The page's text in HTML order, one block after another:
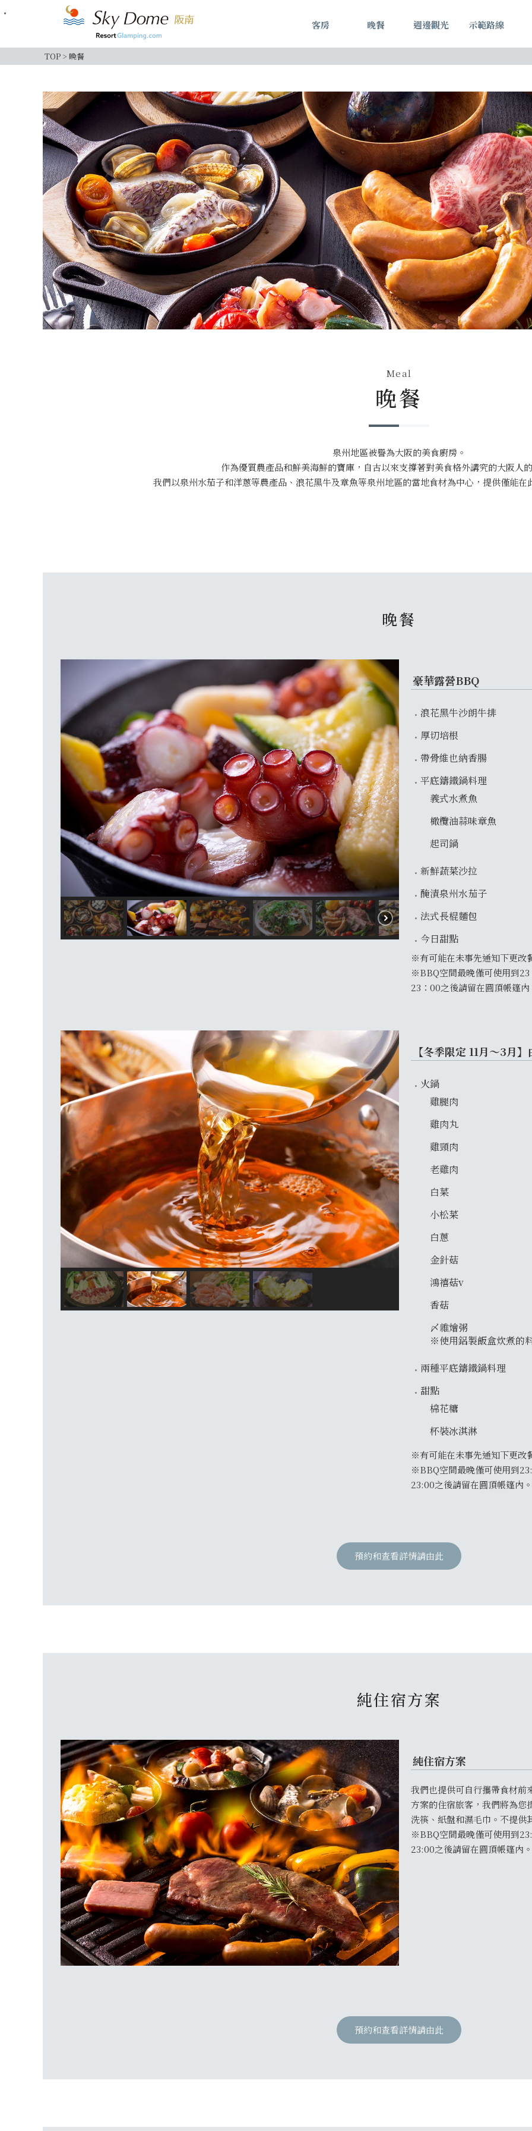
客房 晚餐 週邊觀光 示範路線
TOP> 晚餐
Meal
晚餐
泉州地區被譽為大阪的美食廚房。
作為優質農產品和鮮美海鮮的寶庫， 自古以來支撐著對美食格外講究的大阪人
我們以泉州水茄子和洋蔥等農產品、 浪花黑牛及章魚等泉州地區的當地食材為中心， 提供僅能在
晚餐
豪華露營BBQ
浪花黑牛沙朗牛排
厚切培根
帶骨維也納香腸
平底鑄鐵鍋料理
義式水煮魚
橄欖油蒜味章魚
起司鍋
新鮮蔬菜沙拉
醃漬泉州水茄子
法式長棍麵包
今日甜點
※有可能在未事先通知下更改
※BBQ空間最晚僅可使用到23
23：00之後請留在圓頂帳篷內
【冬季限定 11月～3月
火鍋
雞腿肉
雞肉丸
雞頸肉
老雞肉
白菜
小松菜
白蔥
金針菇
鴻禧菇v
香菇
〆雜燴粥
※使用鋁製飯盒炊煮的
兩種平底鑄鐵鍋料理
甜點
棉花糖
杯裝冰淇淋
※有可能在未事先通知下更改
※BBQ空間最晚僅可使用到
23:00之後請留在圓頂帳篷內。
預約和查看詳情請由此
純住宿方案
純住宿方案
我們也提供可自行攜帶食材前
方案的住宿旅客，我們將為您
洗筷、紙盤和濕毛巾。不提供
※BBQ空間最晚僅可使用到
23:00之後請留在圓頂帳篷內。
預約和查看詳情請由此